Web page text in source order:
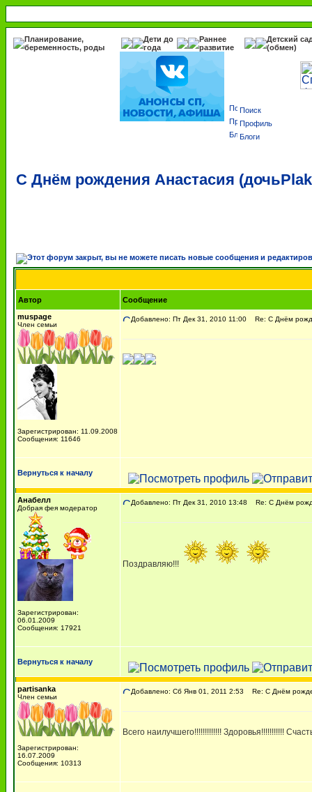
Планирование,
беременность, роды
Дети до
года
Раннее
развитие
Детский
(обмен)
Поиск
Профиль
Блоги
С Днём рождения Анастасия
Автор
Сообщение
muspage
Член семьи
Зарегистрирован: 11.09.2008
Сообщения: 11646
Добавлено: Пт Дек 31, 2010 11:00 Re: С Днём
Вернуться к началу
Анабелл
Добрая фея модератор
Зарегистрирован:
06.01.2009
Сообщения: 17921
Добавлено: Пт Дек 31, 2010 13:48 Re: С Днём
Поздравляю!!!
Вернуться к началу
partisanka
Член семьи
Зарегистрирован:
16.07.2009
Сообщения: 10313
Добавлено: Сб Янв 01, 2011 2:53 Re: С Днём
Всего наилучшего!!!!!!!!!!!!! Здоровья!!!!!!!!!!!